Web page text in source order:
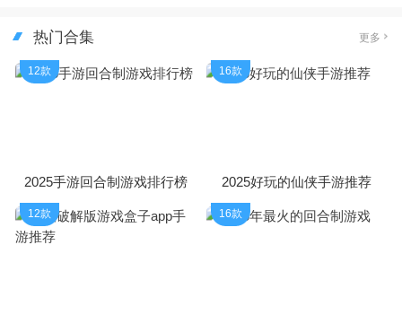
热门合集 更多
2025手游回合制游戏排行榜
12款
2025好玩的仙侠手游推荐
16款
12款 16款